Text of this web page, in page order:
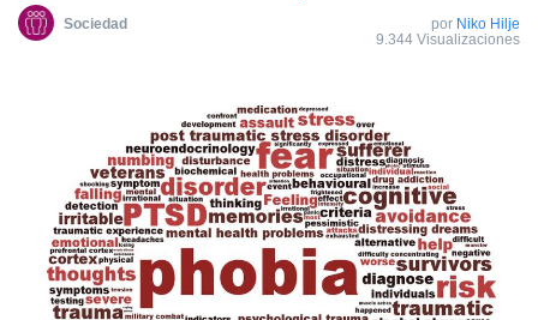
Sociedad por Niko Hilje
9.344 Visualizaciones